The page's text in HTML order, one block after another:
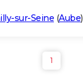
sur-Seine (Aube)
1